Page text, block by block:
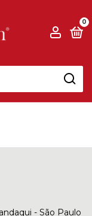
0
- São Paulo